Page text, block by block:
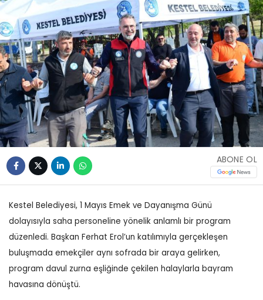
ABONE OL
Kestel Belediyesi, 1 Mayıs Emek ve Dayanışma Günü
dolayısıyla saha personeline yönelik anlamlı bir program
düzenledi. Başkan Ferhat Erol’un katılımıyla gerçekleşen
buluşmada emekçiler aynı sofrada bir araya gelirken,
program davul zurna eşliğinde çekilen halaylarla bayram
havasına dönüştü.